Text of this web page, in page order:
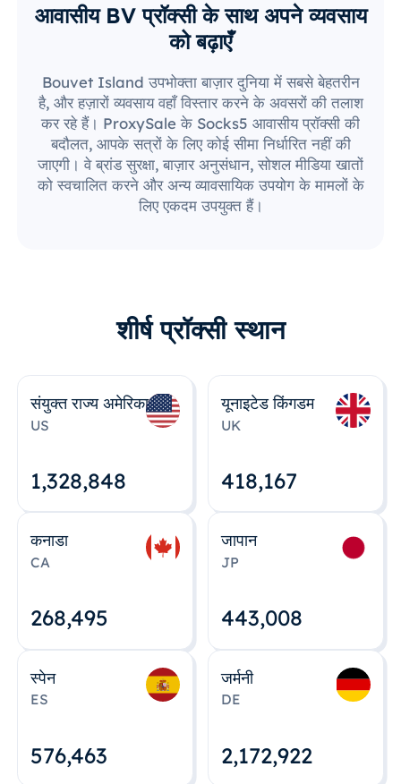
आवासीय BV प्रॉक्सी के साथ अपने व्यवसाय
को बढ़ाएँ
Bouvet Island उपभोक्ता बाज़ार दुनिया में सबसे बेहतरीन
है, और हज़ारों व्यवसाय वहाँ विस्तार करने के अवसरों की तलाश
कर रहे हैं। ProxySale के Socks5 आवासीय प्रॉक्सी की
बदौलत, आपके सत्रों के लिए कोई सीमा निर्धारित नहीं की
जाएगी। वे ब्रांड सुरक्षा, बाज़ार अनुसंधान, सोशल मीडिया खातों
को स्वचालित करने और अन्य व्यावसायिक उपयोग के मामलों के
लिए एकदम उपयुक्त हैं।
शीर्ष प्रॉक्सी स्थान
संयुक्त राज्य अमेरिका
US
1,328,848
यूनाइटेड किंगडम
UK
418,167
कनाडा
CA
268,495
जापान
JP
443,008
स्पेन
ES
576,463
जर्मनी
DE
2,172,922